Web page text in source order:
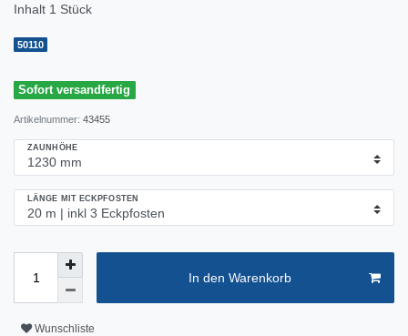
Inhalt 1 Stück
50110
Sofort versandfertig
Artikelnummer: 43455
ZAUNHÖHE
LÄNGE MIT ECKPFOSTEN
In den Warenkorb
Wunschliste